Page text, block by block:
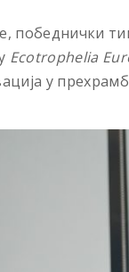
победнички
Ecotrophelia
у